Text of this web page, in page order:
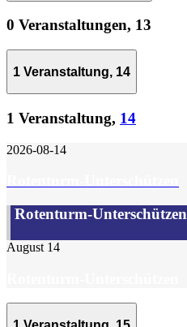
0 Veranstaltungen, 13
1 Veranstaltung, 14
1 Veranstaltung, 14
2026-08-14
Rotenturm-Unterschützen
August 14